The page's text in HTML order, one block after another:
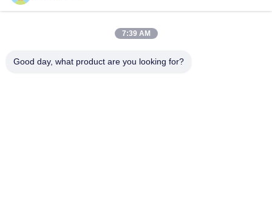
7:39 AM
Good day, what product are you looking for?